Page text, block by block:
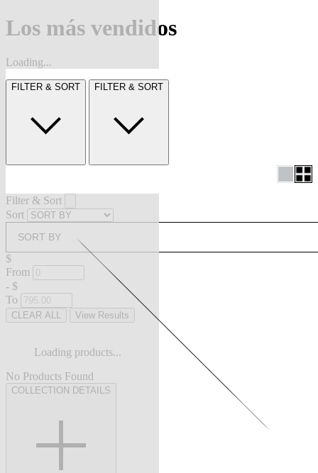
Los más vendidos
Loading...
FILTER & SORT FILTER & SORT
Filter & Sort
Sort
SORT BY
$
From
- $
To
CLEAR ALL View Results
Loading products...
No Products Found
COLLECTION DETAILS